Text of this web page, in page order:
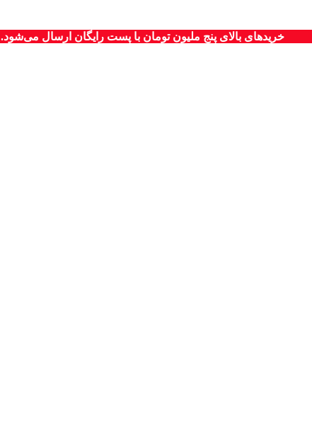
خریدهای بالای پنج ملیون تومان با پست رایگان ارسال می‌شود.